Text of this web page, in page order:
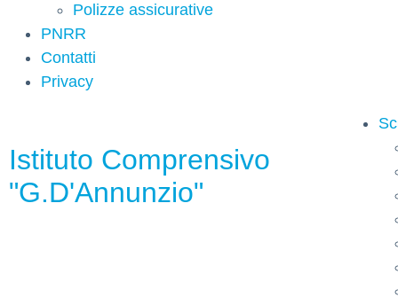
Polizze assicurative
PNRR
Contatti
Privacy
Istituto Comprensivo
"G.D'Annunzio"